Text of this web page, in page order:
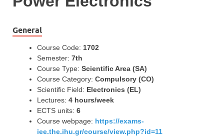
General
Course Code: 1702
Semester: 7th
Course Type: Scientific Area (SA)
Course Category: Compulsory (CO)
Scientific Field: Electronics (EL)
Lectures: 4 hours/week
ECTS units: 6
Course webpage: https://exams-
iee.the.ihu.gr/course/view.php?id=11